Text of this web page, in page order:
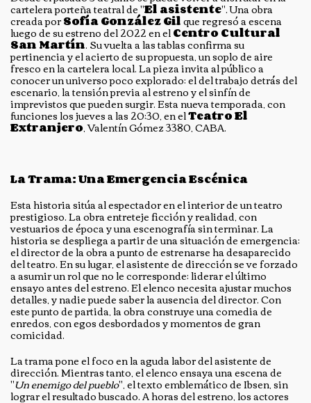
cartelera porteña teatral de "El asistente". Una obra
creada porSofía González Gilque regresó a escena
luego de su estreno del 2022 en elCentro Cultural
San Martín. Su vuelta a las tablas confirma su
pertinencia y el acierto de su propuesta, un soplo de aire
fresco en la cartelera local. La pieza invita al público a
conocer un universo poco explorado: el del trabajo detrás del
escenario, la tensión previa al estreno y el sinfín de
imprevistos que pueden surgir. Esta nueva temporada, con
funciones los jueves a las 20:30, en elTeatro El
Extranjero, Valentín Gómez 3380, CABA.
La Trama: Una Emergencia Escénica
Esta historia sitúa al espectador en el interior de un teatro
prestigioso. La obra entreteje ficción y realidad, con
vestuarios de época y una escenografía sin terminar. La
historia se despliega a partir de una situación de emergencia:
el director de la obra a punto de estrenarse ha desaparecido
del teatro. En su lugar, el asistente de dirección se ve forzado
a asumir un rol que no le corresponde: liderar el último
ensayo antes del estreno. El elenco necesita ajustar muchos
detalles, y nadie puede saber la ausencia del director. Con
este punto de partida, la obra construye una comedia de
enredos, con egos desbordados y momentos de gran
comicidad.
La trama pone el foco en la aguda labor del asistente de
dirección. Mientras tanto, el elenco ensaya una escena de
"Un enemigo del pueblo", el texto emblemático de Ibsen, sin
lograr el resultado buscado. A horas del estreno, los actores